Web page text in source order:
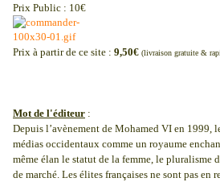
Prix Public : 10€
Prix à partir de ce site : 9,50€ (livraison gratuite &
Mot de l'éditeur :
Depuis l’avènement de Mohamed VI en 1999,
médias occidentaux comme un royaume
même élan le statut de la femme, le pluralisme
de marché. Les élites françaises ne sont pas en